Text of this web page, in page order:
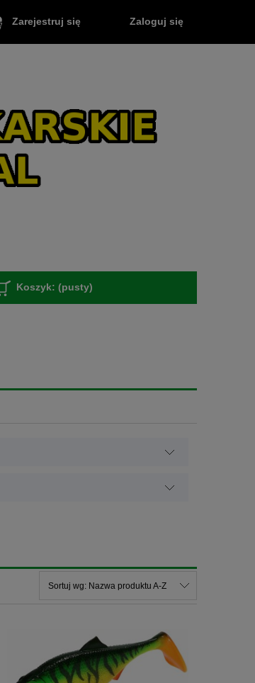
Zarejestruj się Zaloguj się
Koszyk: (pusty)
Sortuj wg: Nazwa produktu A-Z